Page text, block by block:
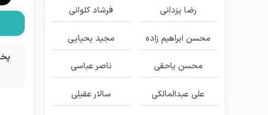
رضا یزدانی فرشاد کلوانی
محسن ابراهیم زاده مجید یحیایی
محسن یاحقی ناصر عباسی
علی عبدالمالکی سالار عقیلی